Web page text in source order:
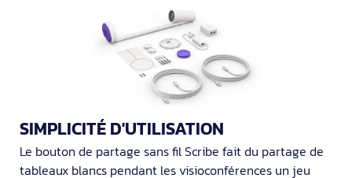
SIMPLICITÉ D'UTILISATION
Le bouton de partage sans fil Scribe fait du partage de
tableaux blancs pendant les visioconférences un jeu